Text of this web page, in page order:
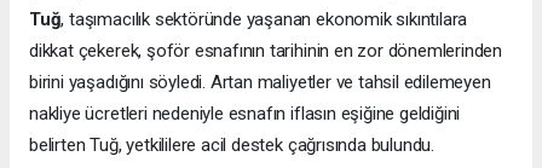
Tuğ, taşımacılık sektöründe yaşanan ekonomik sıkıntılara
dikkat çekerek, şoför esnafının tarihinin en zor dönemlerinden
birini yaşadığını söyledi. Artan maliyetler ve tahsil edilemeyen
nakliye ücretleri nedeniyle esnafın iflasın eşiğine geldiğini
belirten Tuğ, yetkililere acil destek çağrısında bulundu.